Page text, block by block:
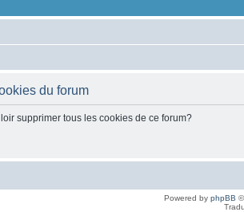
du forum
supprimer tous les cookies de ce forum?
Powered by phpBB